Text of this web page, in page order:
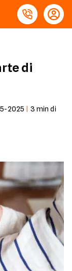
di
2025 3 min di